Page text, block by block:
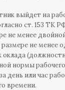
выйдет на
ст. 153 ТК
не менее
не менее
нормы
день или час
времени.